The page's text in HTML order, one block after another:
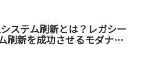
ステム刷新とは？レガシー
刷新を成功させるモダナイ